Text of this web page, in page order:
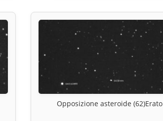
Opposizione asteroide (62)Erato